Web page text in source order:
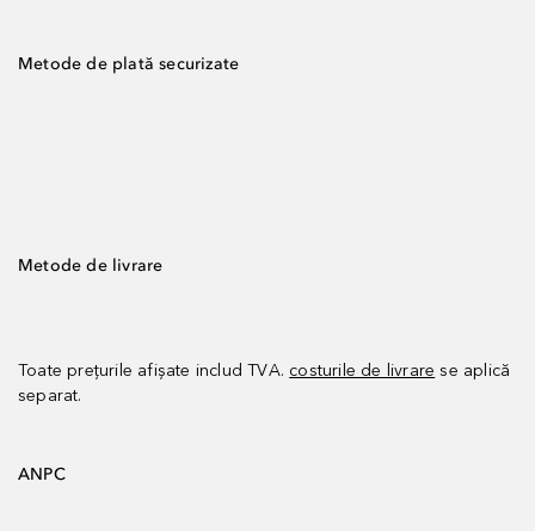
Metode de plată securizate
Metode de livrare
Toate prețurile afișate includ TVA. costurile de livrare se aplică
separat.
ANPC